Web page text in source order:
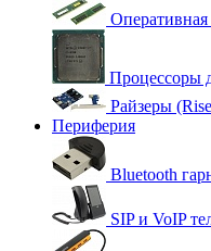
Оперативная
Процессоры
Райзеры
Периферия
Bluetooth
SIP и VoIP